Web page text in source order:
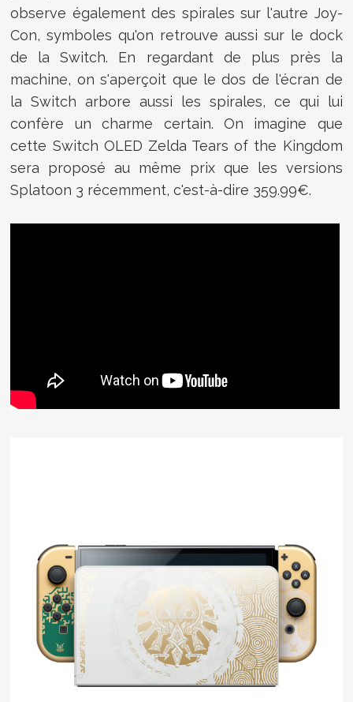
observe également des spirales sur l'autre Joy-
Con, symboles qu'on retrouve aussi sur le dock
de la Switch. En regardant de plus près la
machine, on s'aperçoit que le dos de l'écran de
la Switch arbore aussi les spirales, ce qui lui
confère un charme certain. On imagine que
cette Switch OLED Zelda Tears of the Kingdom
sera proposé au même prix que les versions
Splatoon 3 récemment, c'est-à-dire 359.99€.